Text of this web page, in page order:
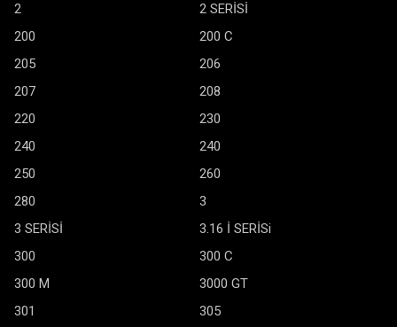
2
2 SERİSİ
200
200 C
205
206
207
208
220
230
240
240
250
260
280
3
3 SERİSİ
3.16 İ SERİSi
300
300 C
300 M
3000 GT
301
305